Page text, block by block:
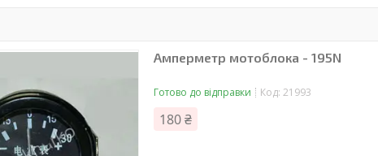
Амперметр мотоблока - 195N
Готово до відправки Код: 21993
180 ₴